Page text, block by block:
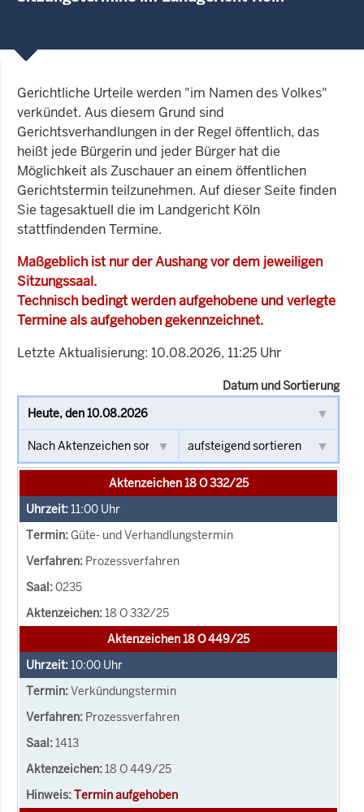
Gerichtliche Urteile werden "im Namen des Volkes"
verkündet. Aus diesem Grund sind
Gerichtsverhandlungen in der Regel öffentlich, das
heißt jede Bürgerin und jeder Bürger hat die
Möglichkeit als Zuschauer an einem öffentlichen
Gerichtstermin teilzunehmen. Auf dieser Seite finden
Sie tagesaktuell die im Landgericht Köln
stattfindenden Termine.
Maßgeblich ist nur der Aushang vor dem jeweiligen
Sitzungssaal.
Technisch bedingt werden aufgehobene und verlegte
Termine als aufgehoben gekennzeichnet.
Letzte Aktualisierung: 10.08.2026, 11:25 Uhr
Datum und Sortierung
Aktenzeichen 18 O 332/25
11:00 Uhr
Güte- und Verhandlungstermin
Prozessverfahren
0235
18 O 332/25
Aktenzeichen 18 O 449/25
10:00 Uhr
Verkündungstermin
Prozessverfahren
1413
18 O 449/25
Termin aufgehoben